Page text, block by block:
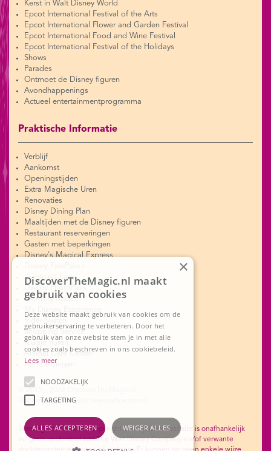
Kerst in Walt Disney World
Epcot International Festival of the Arts
Epcot International Flower and Garden Festival
Epcot International Food and Wine Festival
Epcot International Festival of the Holidays
Shows
Parades
Ontmoet de Disney figuren
Avondhappenings
Actueel entertainmentprogramma
Praktische Informatie
Verblijf
Aankomst
Openingstijden
Extra Magische Uren
Renovaties
Disney Dining Plan
Maaltijden met de Disney figuren
Restaurant reserveringen
Gasten met beperkingen
Disney's Magical Express
Lightning Lane
Memory Maker
Shopping Service
Kluisje huren
Animal Care Center
Rondleidingen
Ontwerp en realisatie: www.advacom.nl
Sommige onderdelen copyright Disney. Deze website is onafhankelijk
en geen onderdeel van The Walt Disney Company en/of verwante
DiscoverTheMagic.nl maakt
gebruik van cookies
Deze website maakt gebruik van cookies om de
gebruikerservaring te verbeteren. Door het
gebruik van onze website stem je in met alle
cookies zoals beschreven in ons cookiebeleid.
Lees meer
NOODZAKELIJK
TARGETING
ALLES ACCEPTEREN WEIGER ALLES
×